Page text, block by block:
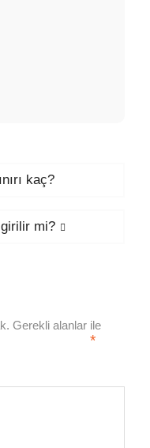
kaç?
mi?
Gerekli alanlar
*
ile